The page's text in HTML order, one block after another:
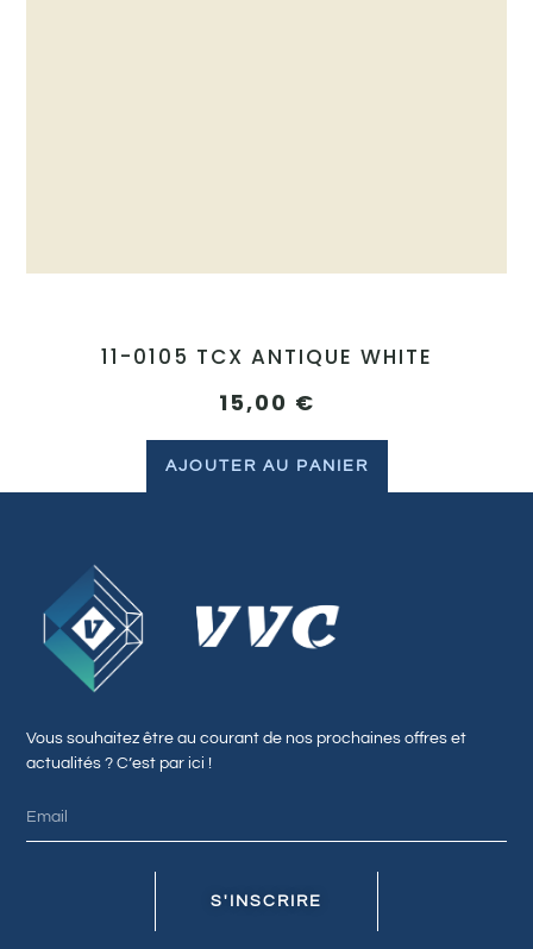
11-0105 TCX ANTIQUE WHITE
15,00 €
AJOUTER AU PANIER
Vous souhaitez être au courant de nos prochaines offres et
actualités ? C’est par ici !
S'INSCRIRE